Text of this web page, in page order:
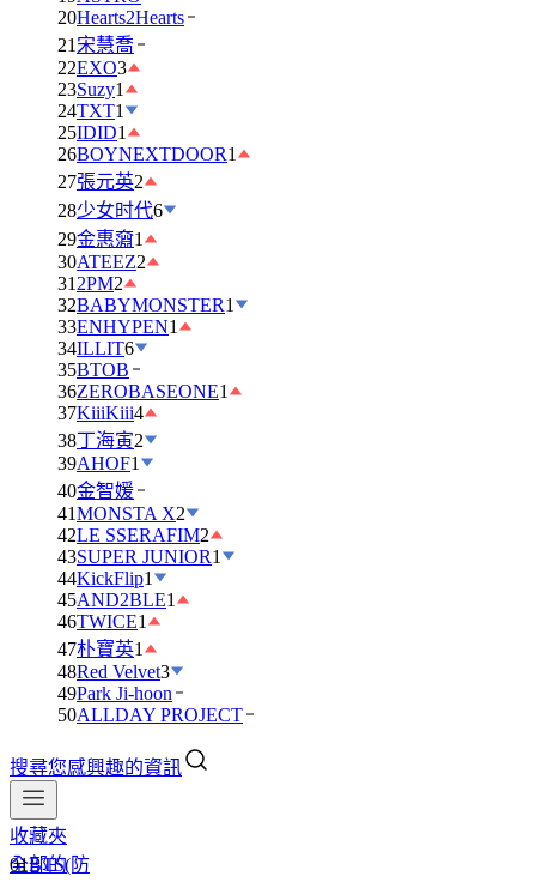
20Hearts2Hearts
21 宋慧喬
22EXO3
23Suzy1
24TXT1
25IDID1
26BOYNEXTDOOR1
27張元英2
28少女时代6
29金惠奫1
30ATEEZ2
31 2PM2
32BABYMONSTER1
33ENHYPEN1
34ILLIT6
35BTOB
36ZEROBASEONE1
37KiiiKiii4
38丁海寅2
39AHOF1
40金智媛
41MONSTA X2
42LE SSERAFIM2
43SUPER JUNIOR1
44KickFlip1
45AND2BLE1
46TWICE1
47朴寶英1
48Red Velvet3
49Park Ji-hoon
50ALLDAY PROJECT
搜尋您感興趣的資訊
收藏夾
全部的
01BTS(防